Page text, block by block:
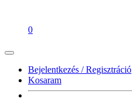
0
Bejelentkezés / Regisztráció
Kosaram